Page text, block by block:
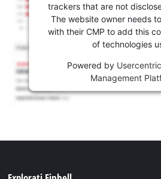
trackers that are not
The website owner needs
with their CMP to add this
of technologies
Powered by
Management